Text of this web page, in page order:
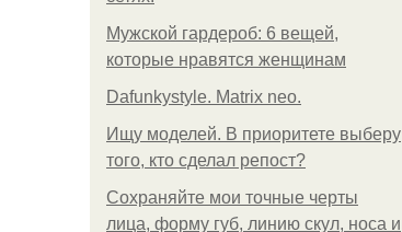
Мужской гардероб: 6 вещей,
которые нравятся женщинам
Dafunkystyle. Matrix neo.
Ищу моделей. В приоритете выберу
того, кто сделал репост?
Сохраняйте мои точные черты
лица, форму губ, линию скул, носа и